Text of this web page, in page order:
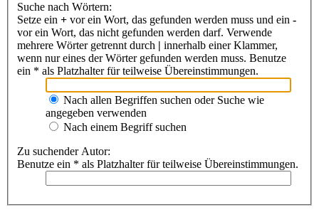
Suche nach Wörtern:
Setze ein + vor ein Wort, das gefunden werden muss und ein -
vor ein Wort, das nicht gefunden werden darf. Verwende
mehrere Wörter getrennt durch | innerhalb einer Klammer,
wenn nur eines der Wörter gefunden werden muss. Benutze
ein * als Platzhalter für teilweise Übereinstimmungen.
Nach allen Begriffen suchen oder Suche wie
angegeben verwenden
Nach einem Begriff suchen
Zu suchender Autor:
Benutze ein * als Platzhalter für teilweise Übereinstimmungen.